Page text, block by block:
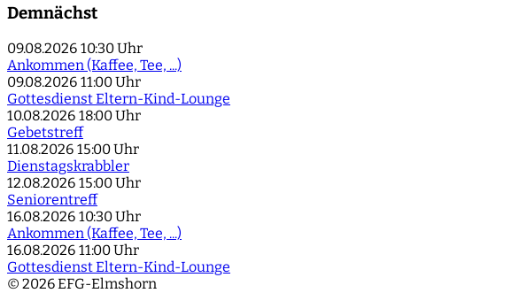
Demnächst
09.08.2026 10:30 Uhr
Ankommen (Kaffee, Tee, ...)
09.08.2026 11:00 Uhr
Gottesdienst Eltern-Kind-Lounge
10.08.2026 18:00 Uhr
Gebetstreff
11.08.2026 15:00 Uhr
Dienstagskrabbler
12.08.2026 15:00 Uhr
Seniorentreff
16.08.2026 10:30 Uhr
Ankommen (Kaffee, Tee, ...)
16.08.2026 11:00 Uhr
Gottesdienst Eltern-Kind-Lounge
© 2026 EFG-Elmshorn